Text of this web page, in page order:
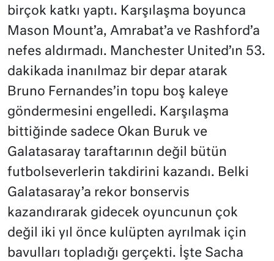
birçok katkı yaptı. Karşılaşma boyunca
Mason Mount’a, Amrabat’a ve Rashford’a
nefes aldırmadı. Manchester United’ın 53.
dakikada inanılmaz bir depar atarak
Bruno Fernandes’in topu boş kaleye
göndermesini engelledi. Karşılaşma
bittiğinde sadece Okan Buruk ve
Galatasaray taraftarının değil bütün
futbolseverlerin takdirini kazandı. Belki
Galatasaray’a rekor bonservis
kazandırarak gidecek oyuncunun çok
değil iki yıl önce kulüpten ayrılmak için
bavulları topladığı gerçekti. İşte Sacha